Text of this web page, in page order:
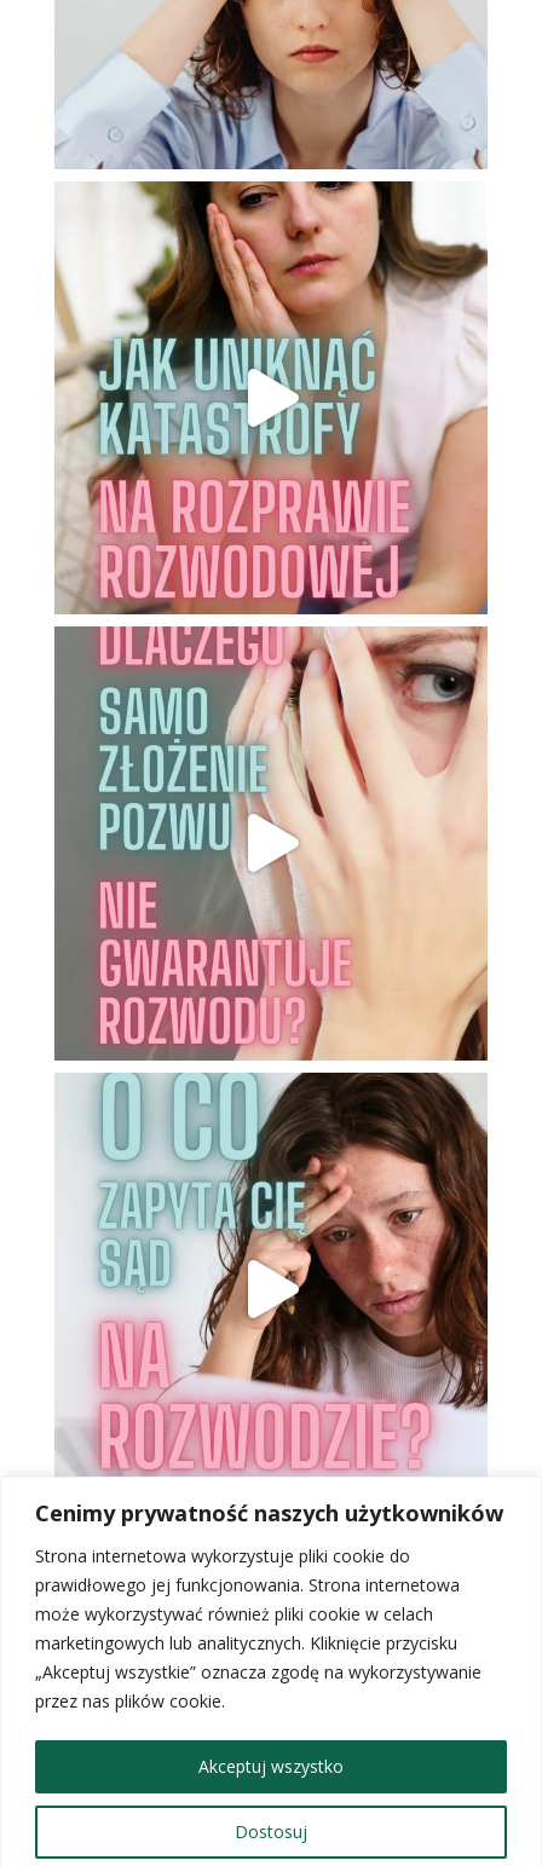
Cenimy prywatność naszych użytkowników
Strona internetowa wykorzystuje pliki cookie do
prawidłowego jej funkcjonowania. Strona internetowa
może wykorzystywać również pliki cookie w celach
marketingowych lub analitycznych. Kliknięcie przycisku
„Akceptuj wszystkie” oznacza zgodę na wykorzystywanie
przez nas plików cookie.
Dostosuj
Akceptuj wszystko
Pokaż więcej Śledź mnie na Instagramie
Strona główna Blog
O mnie
Strona Kancelarii
Sklep
Kontakt
Polityka prywatności
Regulamin sklepu internetowego
Regulamin Newslettera